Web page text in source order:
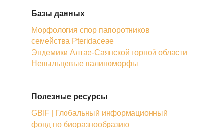
Базы данных
Морфология спор папоротников
семейства Pteridaceae
Эндемики Алтае-Саянской горной области
Непыльцевые палиноморфы
Полезные ресурсы
GBIF | Глобальный информационный
фонд по биоразнообразию